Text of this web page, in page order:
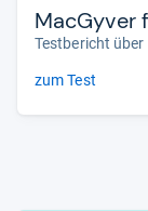
MacGyver
Testbericht
zum Test